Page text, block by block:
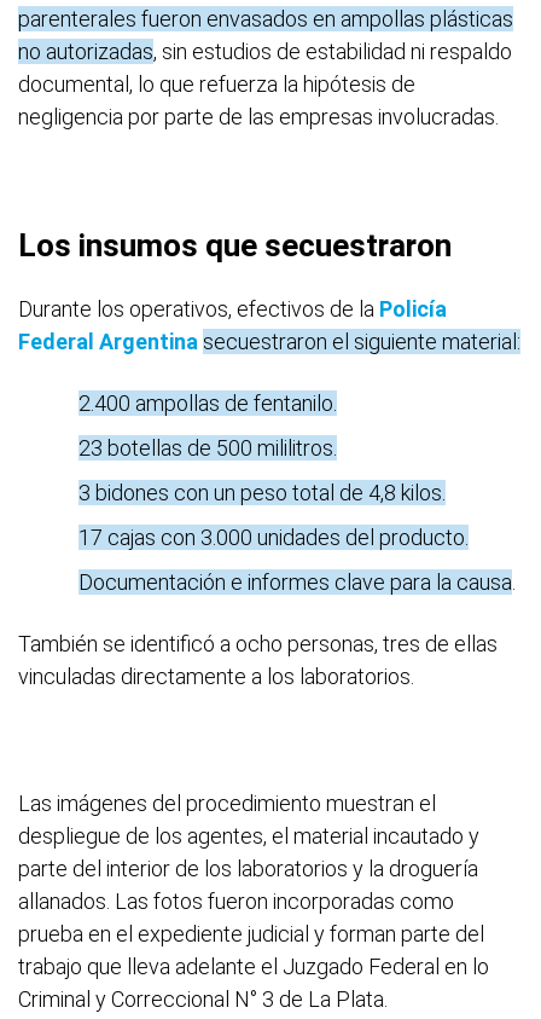
parenterales fueron envasados en ampollas plásticas
no autorizadas, sin estudios de estabilidad ni respaldo
documental, lo que refuerza la hipótesis de
negligencia por parte de las empresas involucradas.
Los insumos que secuestraron
Durante los operativos, efectivos de la Policía
Federal Argentina secuestraron el siguiente material:
2.400 ampollas de fentanilo.
23 botellas de 500 mililitros.
3 bidones con un peso total de 4,8 kilos.
17 cajas con 3.000 unidades del producto.
Documentación e informes clave para la causa
También se identificó a ocho personas, tres de ellas
vinculadas directamente a los laboratorios.
Las imágenes del procedimiento muestran el
despliegue de los agentes, el material incautado y
parte del interior de los laboratorios y la droguería
allanados. Las fotos fueron incorporadas como
prueba en el expediente judicial y forman parte del
trabajo que lleva adelante el Juzgado Federal en lo
Criminal y Correccional N° 3 de La Plata.